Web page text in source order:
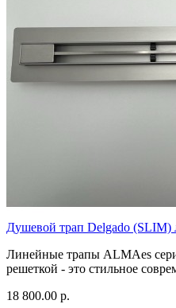
Душевой трап Delgado
Линейные трапы ALMAes
решеткой - это стильное
18 800.00 р.